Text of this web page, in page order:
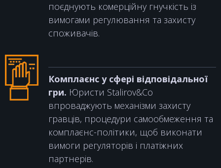
поєднують комерційну гнучкість із
вимогами регулювання та захисту
споживачів.
Комплаєнс у сфері відповідальної
гри. Юристи Stalirov&Co
впроваджують механізми захисту
гравців, процедури самообмеження та
комплаєнс-політики, щоб виконати
вимоги регуляторів і платіжних
партнерів.